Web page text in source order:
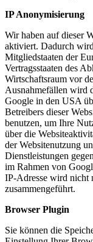
IP Anonymisierung
Wir haben auf dieser
aktiviert. Dadurch
Mitgliedstaaten der
Vertragsstaaten des
Wirtschaftsraum vor
Ausnahmefällen wird
Google in den USA
Betreibers dieser
benutzen, um Ihre
über die
der Websitenutzung
Dienstleistungen
im Rahmen von
IP-Adresse wird nicht
zusammengeführt.
Browser Plugin
Sie können die